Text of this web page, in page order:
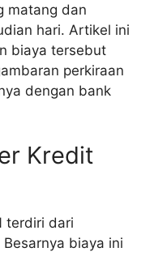
matang dan
hari. Artikel ini
biaya tersebut
perkiraan
dengan bank
Kredit
terdiri dari
biaya ini